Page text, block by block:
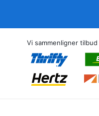
Vi sammenligner